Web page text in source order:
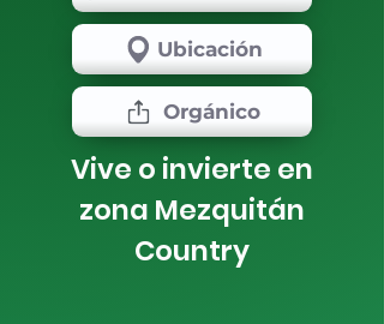
Ubicación
Orgánico
Vive o invierte en
zona Mezquitán
Country